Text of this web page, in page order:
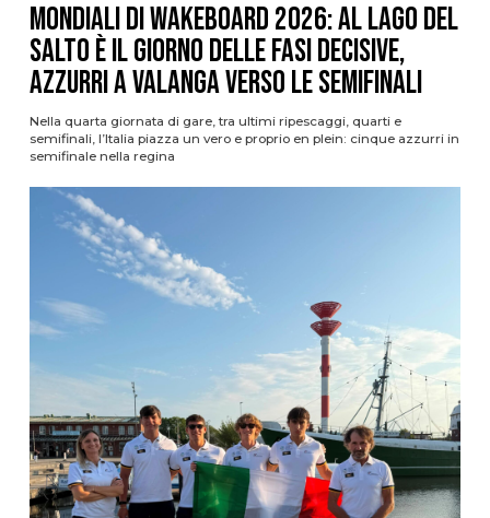
Mondiali di Wakeboard 2026: al Lago del
Salto è il giorno delle fasi decisive,
azzurri a valanga verso le semifinali
Nella quarta giornata di gare, tra ultimi ripescaggi, quarti e
semifinali, l’Italia piazza un vero e proprio en plein: cinque azzurri in
semifinale nella regina